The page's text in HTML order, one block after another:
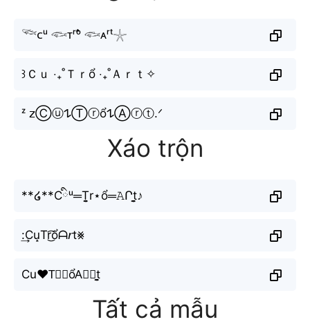
𓆝ᴄᵘ 𓆟ᴛʳᵒ̂̉ 𓆟ᴀʳᵗ𓇼
꒱Ｃｕ ‧₊˚Ｔｒổ ‧₊˚Ａｒｔ✧
ᶻ 𝗓Ⓒⓤ𐰁Ⓣⓡổ𐰁Ⓐⓡⓣ.ᐟ
Xáo trộn
**໒**Cིᵘ═T̬̤̯r⋆ổ═𝙰Րt̬̤̯♪
:͢Cu̝Tr͜͡ổᗩ𝘳t⨳
Cu♥T⃘𝚛ổA⃟🅡t̬̤̯
Tất cả mẫu